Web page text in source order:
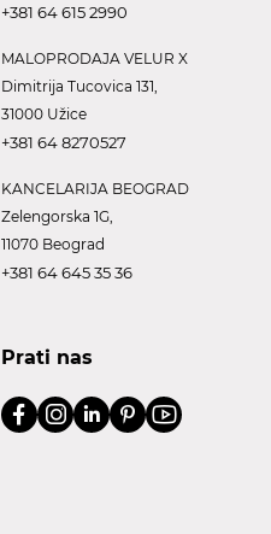
+381 64 615 2990
MALOPRODAJA VELUR X
Dimitrija Tucovica 131,
31000 Užice
+381 64 8270527
KANCELARIJA BEOGRAD
Zelengorska 1G,
11070 Beograd
+381 64 645 35 36
Prati nas